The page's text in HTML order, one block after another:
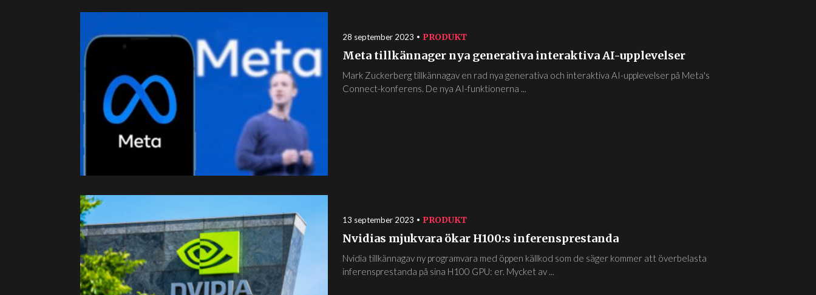
28 september 2023 PRODUKT
Meta tillkännager nya generativa interaktiva AI-upplevelser
Mark Zuckerberg tillkännagav en rad nya generativa och interaktiva AI-upplevelser på Meta's
Connect-konferens. De nya AI-funktionerna ...
13 september 2023 PRODUKT
Nvidias mjukvara ökar H100:s inferensprestanda
Nvidia tillkännagav ny programvara med öppen källkod som de säger kommer att överbelasta
inferensprestanda på sina H100 GPU: er. Mycket av ...